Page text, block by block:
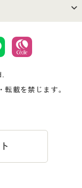
ップ
合載を禁じます。